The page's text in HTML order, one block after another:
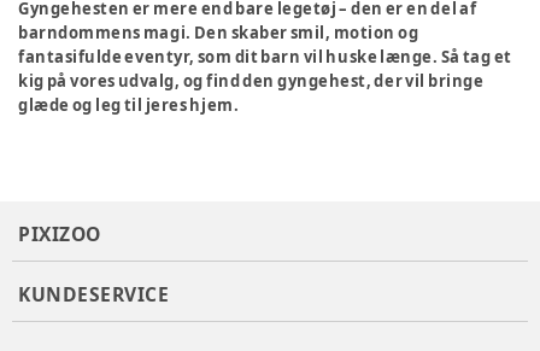
Gyngehesten er mere end bare legetøj – den er en del af
barndommens magi. Den skaber smil, motion og
fantasifulde eventyr, som dit barn vil huske længe. Så tag et
kig på vores udvalg, og find den gyngehest, der vil bringe
glæde og leg til jeres hjem.
PIXIZOO
KUNDESERVICE